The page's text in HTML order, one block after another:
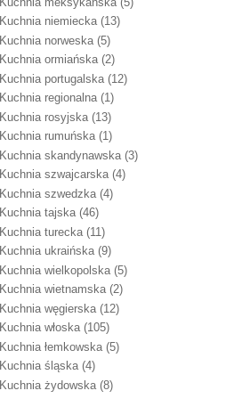
Kuchnia niemiecka (13)
Kuchnia norweska (5)
Kuchnia ormiańska (2)
Kuchnia portugalska (12)
Kuchnia regionalna (1)
Kuchnia rosyjska (13)
Kuchnia rumuńska (1)
Kuchnia skandynawska (3)
Kuchnia szwajcarska (4)
Kuchnia szwedzka (4)
Kuchnia tajska (46)
Kuchnia turecka (11)
Kuchnia ukraińska (9)
Kuchnia wielkopolska (5)
Kuchnia wietnamska (2)
Kuchnia węgierska (12)
Kuchnia włoska (105)
Kuchnia łemkowska (5)
Kuchnia śląska (4)
Kuchnia żydowska (8)